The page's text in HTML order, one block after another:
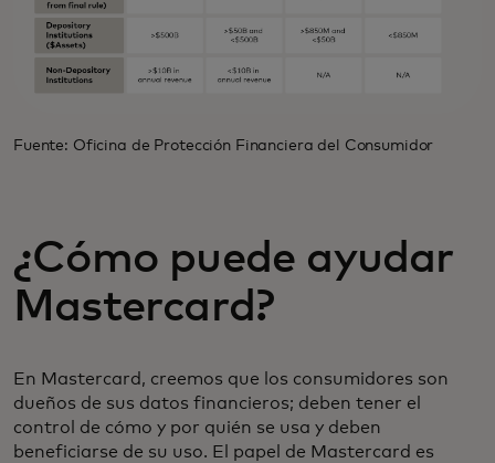
Fuente: Oficina de Protección Financiera del Consumidor
¿Cómo puede ayudar
Mastercard?
En Mastercard, creemos que los consumidores son
dueños de sus datos financieros; deben tener el
control de cómo y por quién se usa y deben
beneficiarse de su uso. El papel de Mastercard es